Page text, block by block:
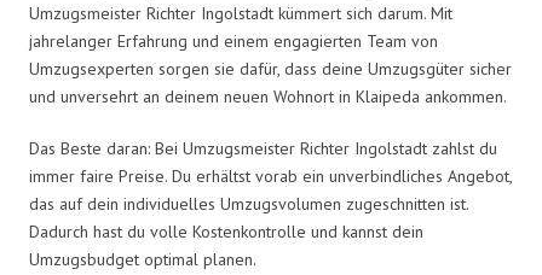
Umzugsmeister Richter Ingolstadt kümmert sich darum. Mit
jahrelanger Erfahrung und einem engagierten Team von
Umzugsexperten sorgen sie dafür, dass deine Umzugsgüter sicher
und unversehrt an deinem neuen Wohnort in Klaipeda ankommen.
Das Beste daran: Bei Umzugsmeister Richter Ingolstadt zahlst du
immer faire Preise. Du erhältst vorab ein unverbindliches Angebot,
das auf dein individuelles Umzugsvolumen zugeschnitten ist.
Dadurch hast du volle Kostenkontrolle und kannst dein
Umzugsbudget optimal planen.